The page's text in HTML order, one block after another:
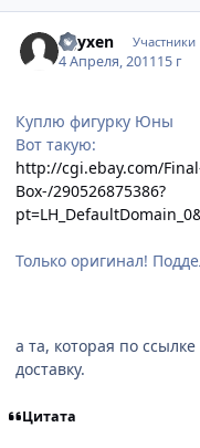
Egyxen Участники
4 Апреля, 201115 г
Куплю фигурку Юны
Вот такую:
http://cgi.ebay.com/
Box-/290526875386?
Только оригинал!
а та, которая по
доставку.
Цитата